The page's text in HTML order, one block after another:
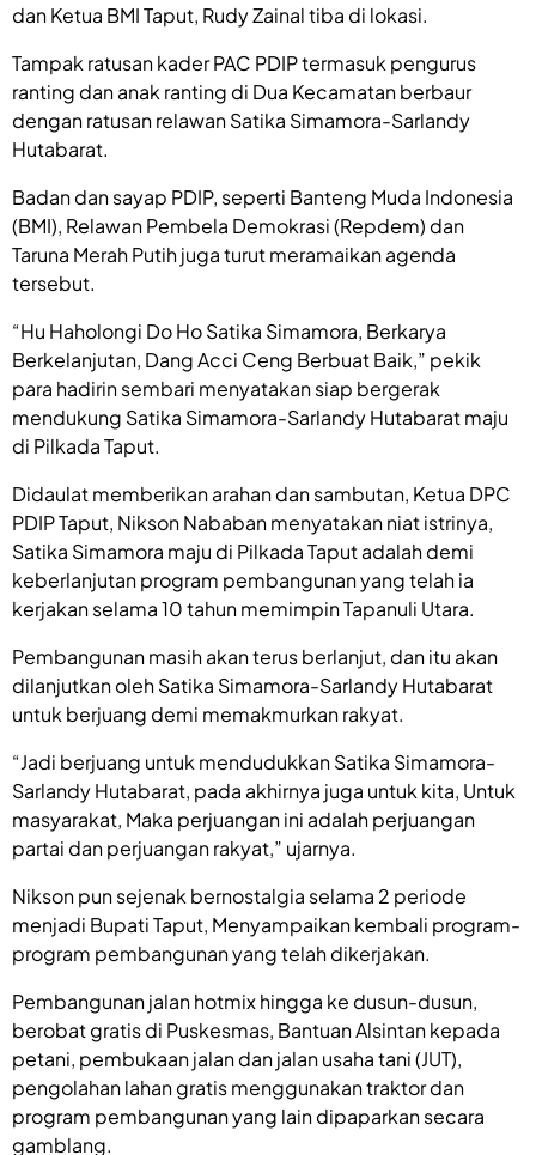
dan Ketua BMI Taput, Rudy Zainal tiba di lokasi.
Tampak ratusan kader PAC PDIP termasuk pengurus
ranting dan anak ranting di Dua Kecamatan berbaur
dengan ratusan relawan Satika Simamora-Sarlandy
Hutabarat.
Badan dan sayap PDIP, seperti Banteng Muda Indonesia
(BMI), Relawan Pembela Demokrasi (Repdem) dan
Taruna Merah Putih juga turut meramaikan agenda
tersebut.
“Hu Haholongi Do Ho Satika Simamora, Berkarya
Berkelanjutan, Dang Acci Ceng Berbuat Baik,” pekik
para hadirin sembari menyatakan siap bergerak
mendukung Satika Simamora-Sarlandy Hutabarat maju
di Pilkada Taput.
Didaulat memberikan arahan dan sambutan, Ketua DPC
PDIP Taput, Nikson Nababan menyatakan niat istrinya,
Satika Simamora maju di Pilkada Taput adalah demi
keberlanjutan program pembangunan yang telah ia
kerjakan selama 10 tahun memimpin Tapanuli Utara.
Pembangunan masih akan terus berlanjut, dan itu akan
dilanjutkan oleh Satika Simamora-Sarlandy Hutabarat
untuk berjuang demi memakmurkan rakyat.
“Jadi berjuang untuk mendudukkan Satika Simamora-
Sarlandy Hutabarat, pada akhirnya juga untuk kita, Untuk
masyarakat, Maka perjuangan ini adalah perjuangan
partai dan perjuangan rakyat,” ujarnya.
Nikson pun sejenak bernostalgia selama 2 periode
menjadi Bupati Taput, Menyampaikan kembali program-
program pembangunan yang telah dikerjakan.
Pembangunan jalan hotmix hingga ke dusun-dusun,
berobat gratis di Puskesmas, Bantuan Alsintan kepada
petani, pembukaan jalan dan jalan usaha tani (JUT),
pengolahan lahan gratis menggunakan traktor dan
program pembangunan yang lain dipaparkan secara
gamblang.